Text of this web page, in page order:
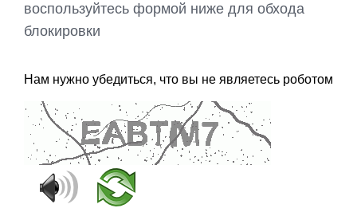
воспользуйтесь формой ниже для обхода
блокировки
Нам нужно убедиться, что вы не являетесь роботом